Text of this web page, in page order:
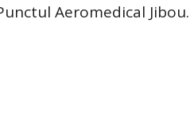
Aeromedical Jibou.